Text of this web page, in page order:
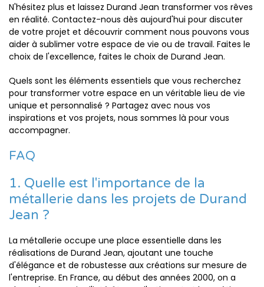
N'hésitez plus et laissez Durand Jean transformer vos rêves
en réalité. Contactez-nous dès aujourd'hui pour discuter
de votre projet et découvrir comment nous pouvons vous
aider à sublimer votre espace de vie ou de travail. Faites le
choix de l'excellence, faites le choix de Durand Jean.
Quels sont les éléments essentiels que vous recherchez
pour transformer votre espace en un véritable lieu de vie
unique et personnalisé ? Partagez avec nous vos
inspirations et vos projets, nous sommes là pour vous
accompagner.
FAQ
1. Quelle est l'importance de la
métallerie dans les projets de Durand
Jean ?
La métallerie occupe une place essentielle dans les
réalisations de Durand Jean, ajoutant une touche
d'élégance et de robustesse aux créations sur mesure de
l'entreprise. En France, au début des années 2000, on a